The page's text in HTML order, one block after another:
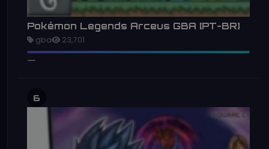
Pokémon Legends Arceus GBA [PT-BR]
gba 23,701
6